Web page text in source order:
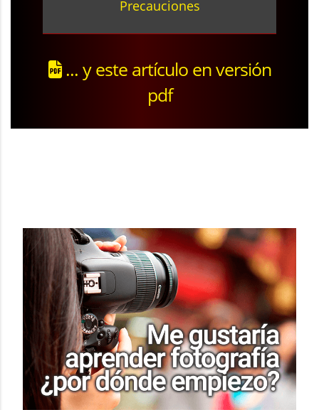
Precauciones
... y este artículo en versión
pdf